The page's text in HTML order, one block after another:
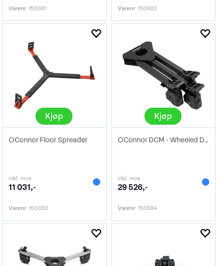
Varenr 150681 Varenr 150682
Kjøp
OConnor Floor Spreader
inkl. mva
11 031,-
Varenr 150683
Kjøp
OConnor DCM - Wheeled Dolly
inkl. mva
29 526,-
Varenr 150684